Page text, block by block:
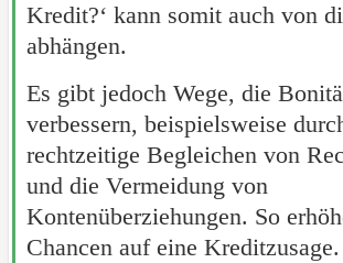
Kredit?‘ kann somit auch von
abhängen.
Es gibt jedoch Wege, die
verbessern, beispielsweise
rechtzeitige Begleichen von
und die Vermeidung von
Kontenüberziehungen. So
Chancen auf eine Kreditzusage.